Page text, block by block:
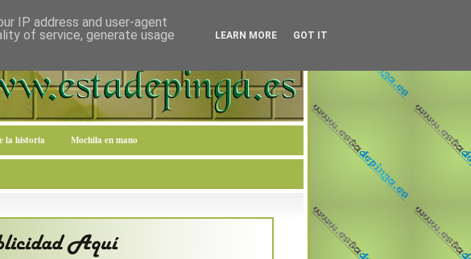
la historia Mochila en mano
IP address and user-agent
of service, generate usage
LEARN MORE GOT IT